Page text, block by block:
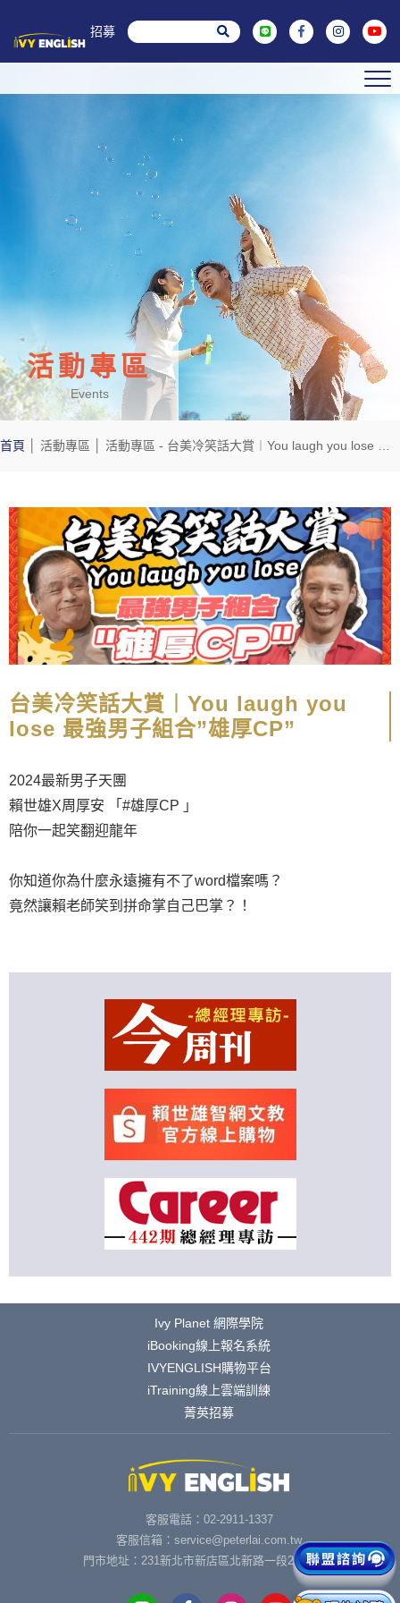
菁英招募
活動專區
Events
首頁 活動專區 活動專區 - 台美冷笑話大賞︱You laugh you lose 最強男子組合”雄厚CP”
台美冷笑話大賞︱You laugh you
lose 最強男子組合”雄厚CP”
2024最新男子天團
賴世雄X周厚安 「#雄厚CP 」
陪你一起笑翻迎龍年
你知道你為什麼永遠擁有不了word檔案嗎？
竟然讓賴老師笑到拼命掌自己巴掌？！
Ivy Planet 網際學院
iBooking線上報名系統
IVYENGLISH購物平台
iTraining線上雲端訓練
菁英招募
客服電話：02-2911-1337
客服信箱：service@peterlai.com.tw
門市地址：231新北市新店區北新路一段291號6樓